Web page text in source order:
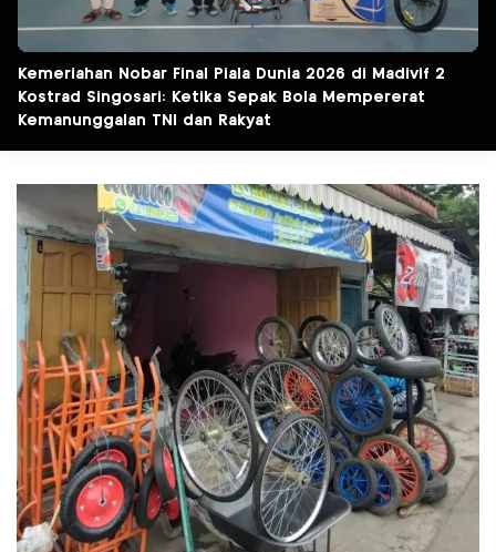
Kemeriahan Nobar Final Piala Dunia 2026 di Madivif 2
Kostrad Singosari: Ketika Sepak Bola Mempererat
Kemanunggalan TNI dan Rakyat